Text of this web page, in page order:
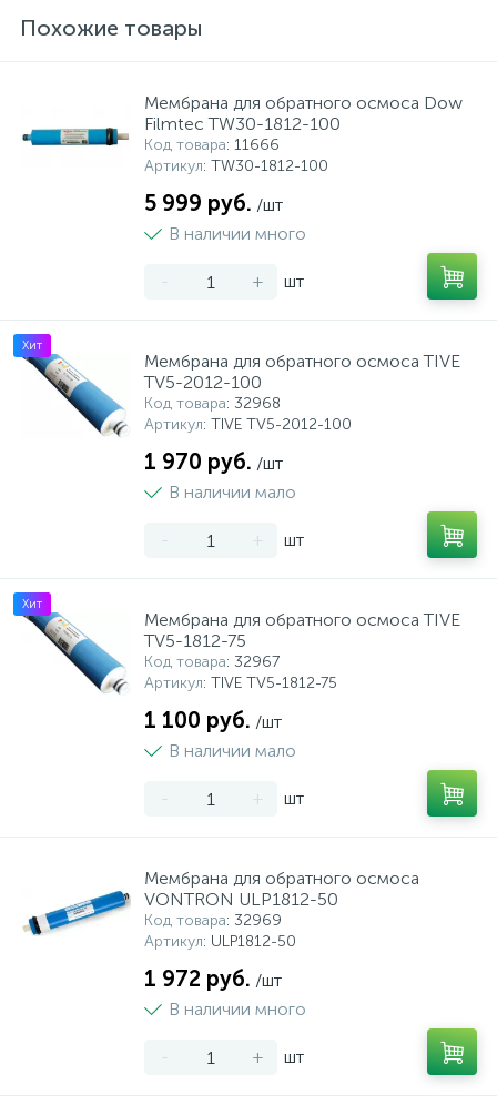
Похожие товары
Мембрана для обратного осмоса Dow
Filmtec TW30-1812-100
Код товара: 11666
Артикул: TW30-1812-100
5 999 руб. /шт
В наличии много
- + шт
Хит
Мембрана для обратного осмоса TIVE
TV5-2012-100
Код товара: 32968
Артикул: TIVE TV5-2012-100
1 970 руб. /шт
В наличии мало
- + шт
Хит
Мембрана для обратного осмоса TIVE
TV5-1812-75
Код товара: 32967
Артикул: TIVE TV5-1812-75
1 100 руб. /шт
В наличии мало
- + шт
Мембрана для обратного осмоса
VONTRON ULP1812-50
Код товара: 32969
Артикул: ULP1812-50
1 972 руб. /шт
В наличии много
- + шт